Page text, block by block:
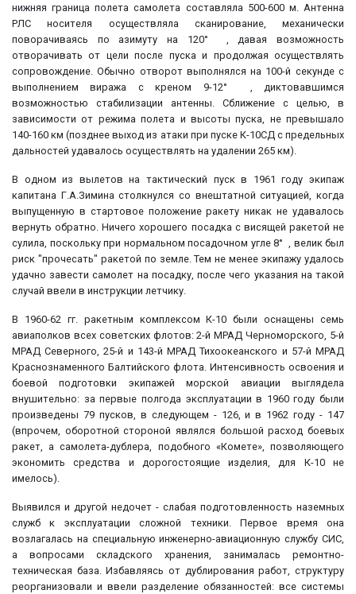
нижняя граница полета самолета составляла 500-600 м. Антенна
РЛС носителя осуществляла сканирование, механически
поворачиваясь по азимуту на 120° , давая возможность
отворачивать от цели после пуска и продолжая осуществлять
сопровождение. Обычно отворот выполнялся на 100-й секунде с
выполнением виража с креном 9-12° , диктовавшимся
возможностью стабилизации антенны. Сближение с целью, в
зависимости от режима полета и высоты пуска, не превышало
140-160 км (позднее выход из атаки при пуске К-10СД с предельных
дальностей удавалось осуществлять на удалении 265 км).
В одном из вылетов на тактический пуск в 1961 году экипаж
капитана Г.А.Зимина столкнулся со внештатной ситуацией, когда
выпущенную в стартовое положение ракету никак не удавалось
вернуть обратно. Ничего хорошего посадка с висящей ракетой не
сулила, поскольку при нормальном посадочном угле 8° , велик был
риск "прочесать" ракетой по земле. Тем не менее экипажу удалось
удачно завести самолет на посадку, после чего указания на такой
случай ввели в инструкции летчику.
В 1960-62 гг. ракетным комплексом К-10 были оснащены семь
авиаполков всех советских флотов: 2-й МРАД Черноморского, 5-й
МРАД Северного, 25-й и 143-й МРАД Тихоокеанского и 57-й МРАД
Краснознаменного Балтийского флота. Интенсивность освоения и
боевой подготовки экипажей морской авиации выглядела
внушительно: за первые полгода эксплуатации в 1960 году были
произведены 79 пусков, в следующем - 126, и в 1962 году - 147
(впрочем, оборотной стороной являлся большой расход боевых
ракет, а самолета-дублера, подобного «Комете», позволяющего
экономить средства и дорогостоящие изделия, для К-10 не
имелось).
Выявился и другой недочет - слабая подготовленность наземных
служб к эксплуатации сложной техники. Первое время она
возлагалась на специальную инженерно-авиационную службу СИС,
а вопросами складского хранения, занималась ремонтно-
техническая база. Избавляясь от дублирования работ, структуру
реорганизовали и ввели разделение обязанностей: все системы